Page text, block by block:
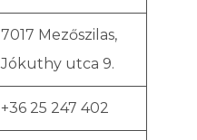
7017 Mezőszilas,
Jókuthy utca 9.
+36 25 247 402